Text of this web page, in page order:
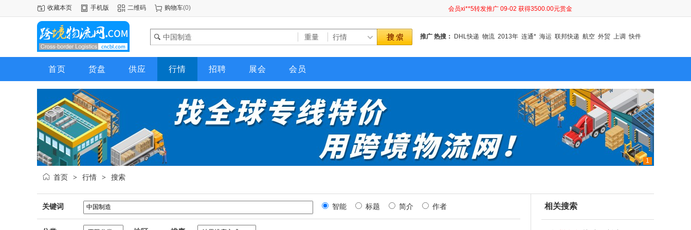
收藏本页 手机版 二维码 购物车(0)
会员xi**5转发推广 09-02 获得3500.00元赏金
会员sm*c转发推广 08-31 获得10000.00元赏金
会员sm*c转发推广 08-27 获得2000.00元赏金
会员sm*c转发推广 08-27 获得2000.00元赏金
会员sm*c转发推广 08-27 获得1400.00元赏金
会员sm*c转发推广 08-27 获得1400.00元赏金
会员hy*j转发推广 09-02 获得500.00元赏金
会员xi**5转发推广 09-02 获得3500.00元赏金
会员sm*c转发推广 08-31 获得10000.00元赏金
会员sm*c转发推广 08-31 获得9960.00元赏金
会员sm*c转发推广 08-27 获得2000.00元赏金
会员sm*c转发推广 08-27 获得1400.00元赏金
会员sm*c转发推广 08-27 获得2000.00元赏金
推广 热搜： DHL快递 物流 2013年 连通* 海运 联邦快递 航空 外贸 上调 快件
首页 货盘 供应 行情 招聘 展会 会员
1
首页 > 行情 > 搜索
关键词 智能 标题 简介 作者 相关搜索